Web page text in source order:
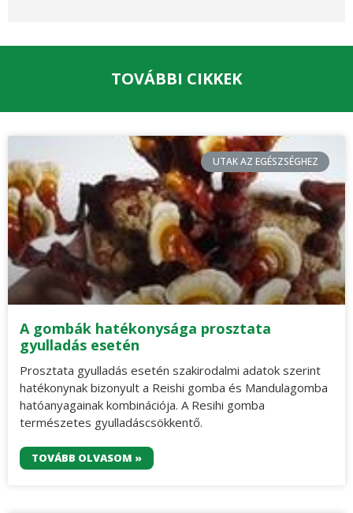
TOVÁBBI CIKKEK
UTAK AZ EGÉSZSÉGHEZ
A gombák hatékonysága prosztata
gyulladás esetén
Prosztata gyulladás esetén szakirodalmi adatok szerint
hatékonynak bizonyult a Reishi gomba és Mandulagomba
hatóanyagainak kombinációja. A Resihi gomba
természetes gyulladáscsökkentő.
TOVÁBB OLVASOM »